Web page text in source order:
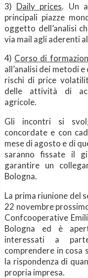
3) Daily prices. Un
principali piazze
oggetto dell’analisi
via mail agli aderenti
4) Corso di
all’analisi dei metodi
rischi di price
delle attività di
agricole.
Gli incontri si
concordate e con
mese di agosto e di
saranno fissate il
garantire un
Bologna.
La prima riunione del
22 novembre
Confcooperative
Bologna ed è
interessati a
comprendere in cosa
la rispondenza di
propria impresa.